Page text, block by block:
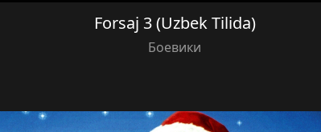
Forsaj 3 (Uzbek Tilida)
Боевики